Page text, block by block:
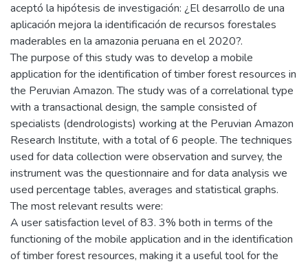
aceptó la hipótesis de investigación: ¿El desarrollo de una
aplicación mejora la identificación de recursos forestales
maderables en la amazonia peruana en el 2020?.
The purpose of this study was to develop a mobile
application for the identification of timber forest resources in
the Peruvian Amazon. The study was of a correlational type
with a transactional design, the sample consisted of
specialists (dendrologists) working at the Peruvian Amazon
Research Institute, with a total of 6 people. The techniques
used for data collection were observation and survey, the
instrument was the questionnaire and for data analysis we
used percentage tables, averages and statistical graphs.
The most relevant results were:
A user satisfaction level of 83. 3% both in terms of the
functioning of the mobile application and in the identification
of timber forest resources, making it a useful tool for the